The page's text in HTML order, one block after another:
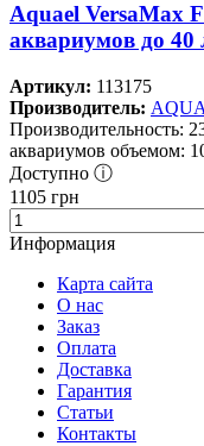
Aquael VersaMax
аквариумов до 40
Артикул: 113175
Производитель:
Производительность:
аквариумов объемом:
Доступно ⓘ
1105 грн
Информация
Карта сайта
О нас
Заказ
Оплата
Доставка
Гарантия
Статьи
Контакты